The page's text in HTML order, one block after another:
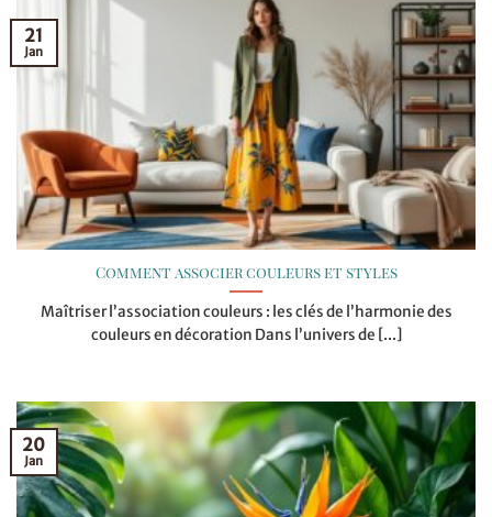
Comment associer couleurs et styles
Maîtriser l’association couleurs : les clés de l’harmonie des
couleurs en décoration Dans l’univers de [...]
21
Jan
20
Jan